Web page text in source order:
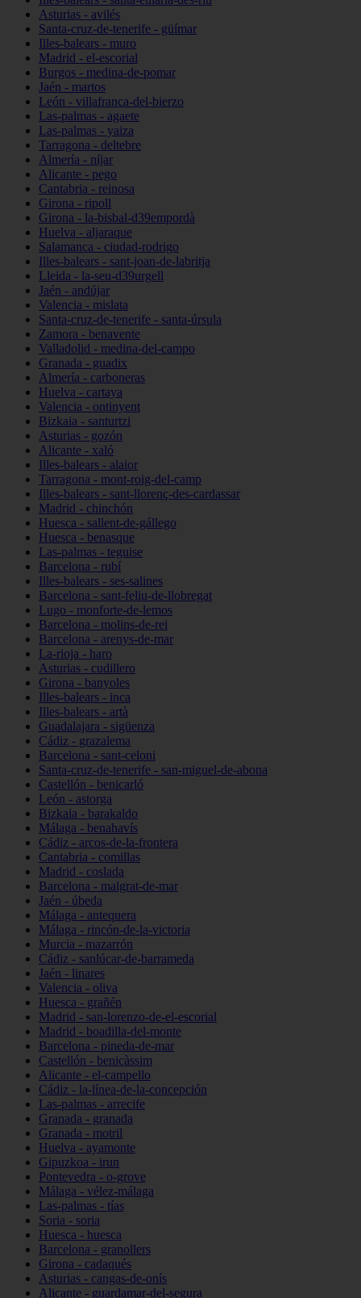
Asturias - avilés
Santa-cruz-de-tenerife - güímar
Illes-balears - muro
Madrid - el-escorial
Burgos - medina-de-pomar
Jaén - martos
León - villafranca-del-bierzo
Las-palmas - agaete
Las-palmas - yaiza
Tarragona - deltebre
Almería - níjar
Alicante - pego
Cantabria - reinosa
Girona - ripoll
Girona - la-bisbal-d39empordà
Huelva - aljaraque
Salamanca - ciudad-rodrigo
Illes-balears - sant-joan-de-labritja
Lleida - la-seu-d39urgell
Jaén - andújar
Valencia - mislata
Santa-cruz-de-tenerife - santa-úrsula
Zamora - benavente
Valladolid - medina-del-campo
Granada - guadix
Almería - carboneras
Huelva - cartaya
Valencia - ontinyent
Bizkaia - santurtzi
Asturias - gozón
Alicante - xaló
Illes-balears - alaior
Tarragona - mont-roig-del-camp
Illes-balears - sant-llorenç-des-cardassar
Madrid - chinchón
Huesca - sallent-de-gállego
Huesca - benasque
Las-palmas - teguise
Barcelona - rubí
Illes-balears - ses-salines
Barcelona - sant-feliu-de-llobregat
Lugo - monforte-de-lemos
Barcelona - molins-de-rei
Barcelona - arenys-de-mar
La-rioja - haro
Asturias - cudillero
Girona - banyoles
Illes-balears - inca
Illes-balears - artà
Guadalajara - sigüenza
Cádiz - grazalema
Barcelona - sant-celoni
Santa-cruz-de-tenerife - san-miguel-de-abona
Castellón - benicarló
León - astorga
Bizkaia - barakaldo
Málaga - benahavís
Cádiz - arcos-de-la-frontera
Cantabria - comillas
Madrid - coslada
Barcelona - malgrat-de-mar
Jaén - úbeda
Málaga - antequera
Málaga - rincón-de-la-victoria
Murcia - mazarrón
Cádiz - sanlúcar-de-barrameda
Jaén - linares
Valencia - oliva
Huesca - grañén
Madrid - san-lorenzo-de-el-escorial
Madrid - boadilla-del-monte
Barcelona - pineda-de-mar
Castellón - benicàssim
Alicante - el-campello
Cádiz - la-línea-de-la-concepción
Las-palmas - arrecife
Granada - granada
Granada - motril
Huelva - ayamonte
Gipuzkoa - irun
Pontevedra - o-grove
Málaga - vélez-málaga
Las-palmas - tías
Soria - soria
Huesca - huesca
Barcelona - granollers
Girona - cadaqués
Asturias - cangas-de-onís
Alicante - guardamar-del-segura